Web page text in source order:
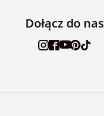
Dołącz do nas